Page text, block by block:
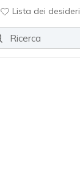
Lista dei desideri